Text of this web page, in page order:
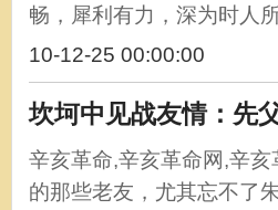
畅，犀利有力，深为时人
10-12-25 00:00:00
坎坷中见战友情：先
辛亥革命,辛亥革命网,辛
的那些老友，尤其忘不了